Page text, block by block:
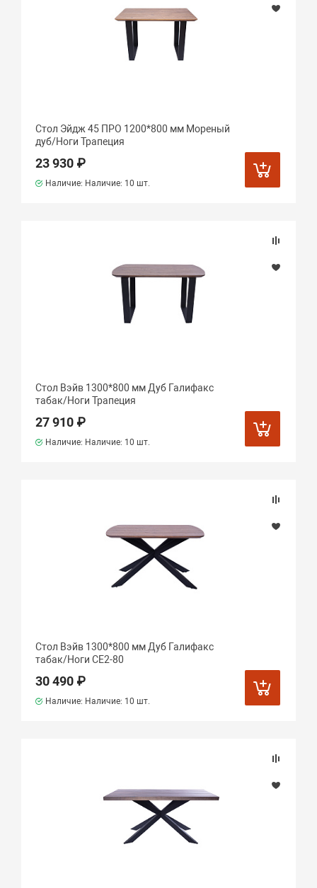
Стол Эйдж 45 ПРО 1200*800 мм Мореный
дуб/Ноги Трапеция
23 930 ₽
Наличие: Наличие: 10 шт.
Стол Вэйв 1300*800 мм Дуб Галифакс
табак/Ноги Трапеция
27 910 ₽
Наличие: Наличие: 10 шт.
Стол Вэйв 1300*800 мм Дуб Галифакс
табак/Ноги СЕ2-80
30 490 ₽
Наличие: Наличие: 10 шт.